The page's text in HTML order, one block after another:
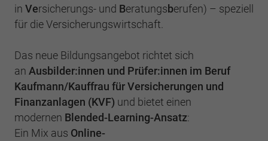
in Versicherungs- und Beratungsberufen) – speziell
für die Versicherungswirtschaft.
Das neue Bildungsangebot richtet sich
an Ausbilder:innen und Prüfer:innen im Beruf
Kaufmann/Kauffrau für Versicherungen und
Finanzanlagen (KVF) und bietet einen
modernen Blended-Learning-Ansatz:
Ein Mix aus Online-
Dieser Wert speichert Ihre Consent-
Einstellungen. Unter anderem eine zufällig
Einstellungen, falls der Webseiten-Betreiber
dies eingestellt hat.
Name fe_typo3_user
Anbieter Google Analytics
Zweck
Sammelt Daten dazu, wie oft ein Benutzer
eine Website besucht hat, sowie Daten für
den ersten und letzten Besuch. Von Google
Analytics verwendet.